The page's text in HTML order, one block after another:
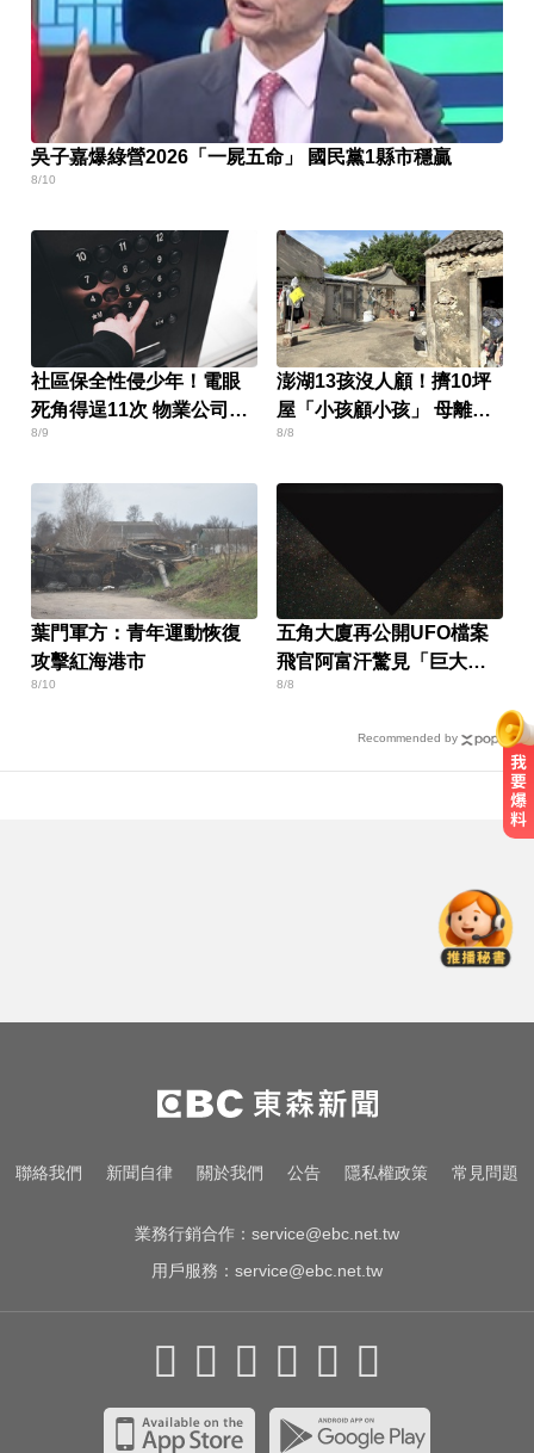
吳子嘉爆綠營2026「一屍五命」 國民黨1縣市穩贏
8/10
社區保全性侵少年！電眼
死角得逞11次 物業公司也
要賠
8/9
澎湖13孩沒人顧！擠10坪
屋「小孩顧小孩」 母離家
帶走補助金
8/8
葉門軍方：青年運動恢復
攻擊紅海港市
8/10
五角大廈再公開UFO檔案
飛官阿富汗驚見「巨大三
角形」
8/8
Recommended by
「像被卡車撞」備賽狂操滿手繭
出國注意！2國拒台人入境、扣護照
遣返 外交部證實了
NBA／名人堂傳奇教練尼爾森辭世
聯絡我們 新聞自律 關於我們 公告 隱私權政策 常見問題
業務行銷合作： service@ebc.net.tw
用戶服務： service@ebc.net.tw